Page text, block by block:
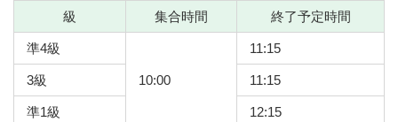
級
集合時間
終了予定時間
準4級
10:00
11:15
3級
11:15
準1級
12:15